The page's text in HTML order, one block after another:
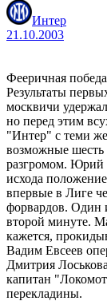
Интер
21.10.2003
Фееричная
Результаты
москвичи
но перед этим
"Интер" с теми
возможные шесть
разгромом. Юрий
исхода
впервые в Лиге
форвардов. Один
второй минуте.
кажется,
Вадим Евсеев
Дмитрия
капитан
перекладины.